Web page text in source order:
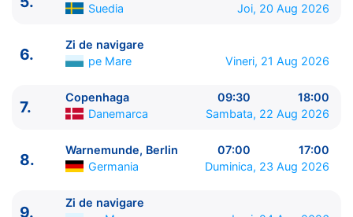
ITINERARIU
Ziua | Portul | Sosire - Plecare
Warnemunde, Berlin Germania ⚓ - 17:00
2.
Gdynia Polonia 10:00 - 19:00
4.
Letonia 07:00 - 14:30
Stockholm Suedia
09:00 - 17:00
7.
Copenhaga Danemarca
Suedia
Joi, 20 Aug 2026
6.
Zi de navigare
pe Mare
Vineri, 21 Aug 2026
7.
Copenhaga 09:30
18:00
Danemarca
Sambata, 22 Aug 2026
8.
Warnemunde, Berlin 07:00
17:00
Germania
Duminica, 23 Aug 2026
9.
Zi de navigare